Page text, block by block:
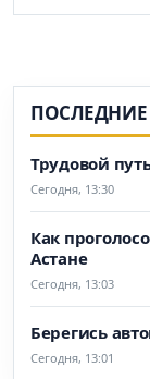
Трудовой
Сегодня, 13:30
Как
Астане
Сегодня, 13:03
Берегись
Сегодня, 13:01